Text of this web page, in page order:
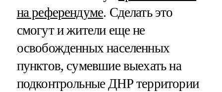
на референдуме. Сделать это
смогут и жители еще не
освобожденных населенных
пунктов, сумевшие выехать на
подконтрольные ДНР территории